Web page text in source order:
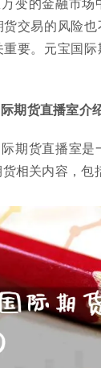
货交易的风险
重要。元宝国
期货直播室介
期货直播室
相关内容，包